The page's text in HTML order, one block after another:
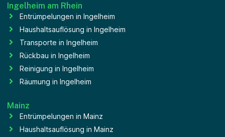
Ingelheim am Rhein
Entrümpelungen in Ingelheim
Haushaltsauflösung in Ingelheim
Transporte in Ingelheim
Rückbau in Ingelheim
Reinigung in Ingelheim
Räumung in Ingelheim
Mainz
Entrümpelungen in Mainz
Haushaltsauflösung in Mainz